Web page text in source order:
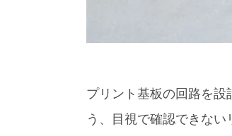
プリント基板の回路を
う、目視で確認できな